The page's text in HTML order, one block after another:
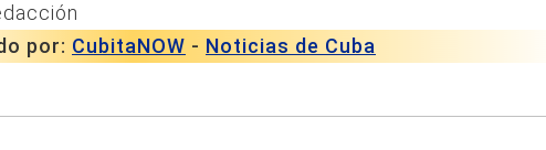
por: CubitaNOW - Noticias de Cuba